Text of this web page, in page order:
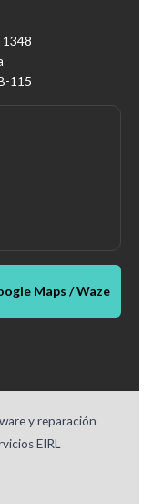
1348
115
Maps / Waze
y reparación
EIRL